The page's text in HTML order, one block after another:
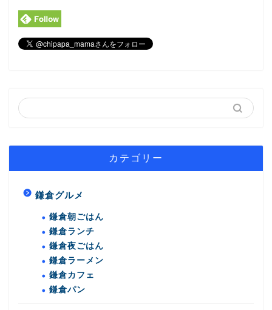
カテゴリー
鎌倉グルメ
鎌倉朝ごはん
鎌倉ランチ
鎌倉夜ごはん
鎌倉ラーメン
鎌倉カフェ
鎌倉パン